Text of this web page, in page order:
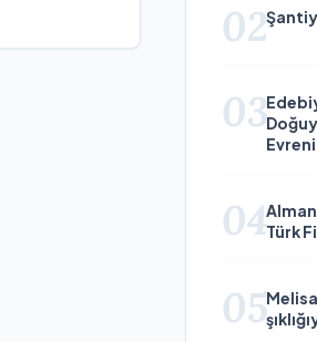
02
03
Evreni
04Türk
05